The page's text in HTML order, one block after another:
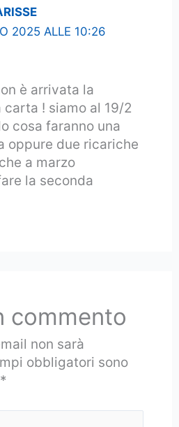
2025 ALLE 10:26
è arrivata la
! siamo al 19/2
cosa faranno una
oppure due ricariche
a marzo
la seconda
commento
non sarà
obbligatori sono
*